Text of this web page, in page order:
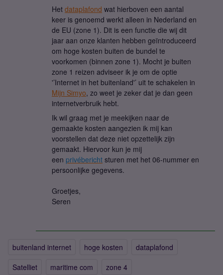
Het dataplafond wat hierboven een aantal
keer is genoemd werkt alleen in Nederland en
de EU (zone 1). Dit is een functie die wij dit
jaar aan onze klanten hebben geïntroduceerd
om hoge kosten buiten de bundel te
voorkomen (binnen zone 1). Mocht je buiten
zone 1 reizen adviseer ik je om de optie
'’Internet in het buitenland'’ uit te schakelen in
Mijn Simyo, zo weet je zeker dat je dan geen
internetverbruik hebt.
Ik wil graag met je meekijken naar de
gemaakte kosten aangezien ik mij kan
voorstellen dat deze niet opzettelijk zijn
gemaakt. Hiervoor kun je mij
een privébericht sturen met het 06-nummer en
persoonlijke gegevens.
Groetjes,
Seren
buitenland internet hoge kosten
dataplafond
Satelliet
maritime com zone 4